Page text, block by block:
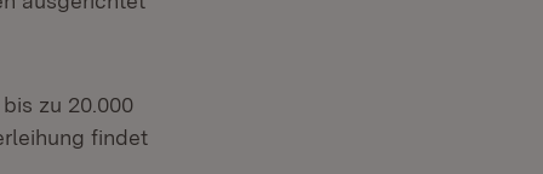
zu 20.000
findet